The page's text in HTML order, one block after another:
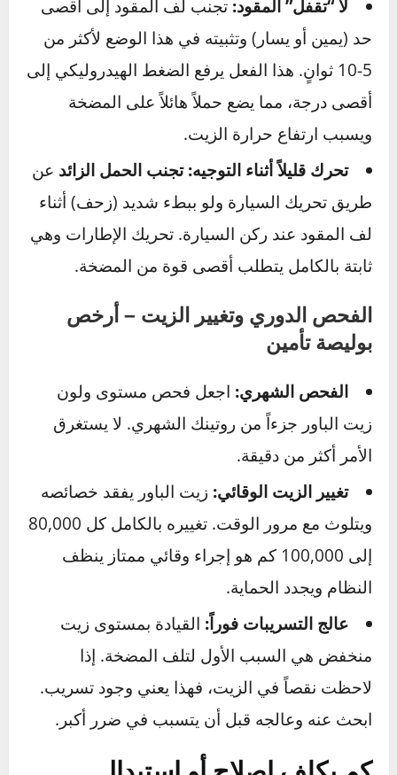
كيف تعرف النوع الصحيح؟أفضل مصدرين هما:
دليل مالك السيارة، أو الكتابة المطبوعة على غطاء
خزان زيت الباور نفسه.
تجنب الحمل الزائد على النظام – عادات
قيادة خاطئة تدمر المضخة
لا “تقفل” المقود:تجنب لف المقود إلى أقصى
حد (يمين أو يسار) وتثبيته في هذا الوضع لأكثر من
5-10 ثوانٍ. هذا الفعل يرفع الضغط الهيدروليكي إلى
أقصى درجة، مما يضع حملاً هائلاً على المضخة
ويسبب ارتفاع حرارة الزيت.
تحرك قليلاً أثناء التوجيه: تجنب الحمل الزائد
طريق تحريك السيارة ولو ببطء شديد (زحف) أثناء
لف المقود عند ركن السيارة. تحريك الإطارات وهي